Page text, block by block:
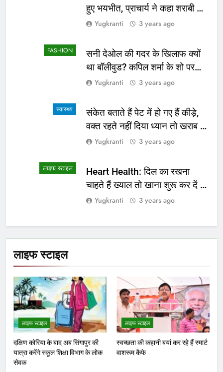
लाइफ स्टाइल
लाइफ स्टाइल
दक्षिण कोरिया के बाद अब सिंगापुर की
यात्रा करेंगे स्कूल शिक्षा विभाग के लोक
सेवक
लाइफ स्टाइल
स्वच्छता की कहानी बयां कर रहे हैं स्मार्ट
वाशरूम कैफे
हुए भयभीत, प्राचार्य ने कहा शराबी ने
उड़ाई अफवाह
Yugkranti 3 years ago
FASHION
सनी देओल की गदर के खिलाफ क्यों
था बॉलीवुड? कपिल शर्मा के शो पर
सामने आई सच्चाई
Yugkranti 3 years ago
स्वास्थ्य
संकेत बताते हैं पेट में हो गए हैं कीड़े,
वक्त रहते नहीं दिया ध्यान तो खराब हो
जाएगी हालत
Yugkranti 3 years ago
लाइफ स्टाइल
Heart Health: दिल का रखना
चाहते हैं ख्याल तो खाना शुरू कर दें ये
4 चीजें
Yugkranti 3 years ago